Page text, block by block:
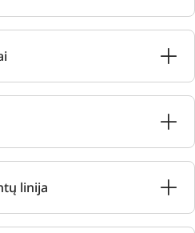
linija